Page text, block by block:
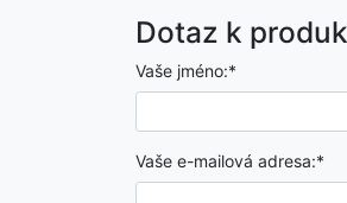
Dotaz k
Vaše jméno:*
Vaše e-mailová adresa:*